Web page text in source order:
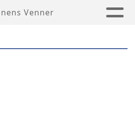
Venner